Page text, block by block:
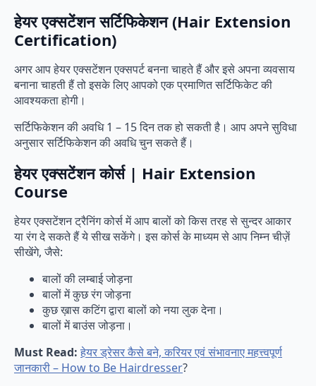
हेयर एक्सटेंशन सर्टिफिकेशन (Hair Extension
Certification)
अगर आप हेयर एक्सटेंशन एक्सपर्ट बनना चाहते हैं और इसे अपना व्यवसाय
बनाना चाहती हैं तो इसके लिए आपको एक प्रमाणित सर्टिफिकेट की
आवश्यकता होगी।
सर्टिफिकेशन की अवधि 1 – 15 दिन तक हो सकती है। आप अपने सुविधा
अनुसार सर्टिफिकेशन की अवधि चुन सकते हैं।
हेयर एक्सटेंशन कोर्स | Hair Extension
Course
हेयर एक्सटेंशन ट्रैनिंग कोर्स में आप बालों को किस तरह से सुन्दर आकार
या रंग दे सकते हैं ये सीख सकेंगे। इस कोर्स के माध्यम से आप निम्न चीज़ें
सीखेंगे, जैसे:
बालों की लम्बाई जोड़ना
बालों में कुछ रंग जोड़ना
कुछ ख़ास कटिंग द्वारा बालों को नया लुक देना।
बालों में बाउंस जोड़ना।
Must Read:हेयर ड्रेसर कैसे बने, करियर एवं संभावनाए महत्त्वपूर्ण
जानकारी – How to Be Hairdresser?